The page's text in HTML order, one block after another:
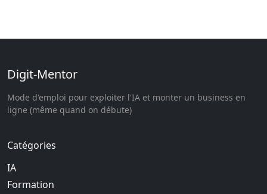
Digit-Mentor
Mode d'emploi pour exploiter l'IA et monter un business en
ligne (même quand on débute)
Catégories
IA
Formation